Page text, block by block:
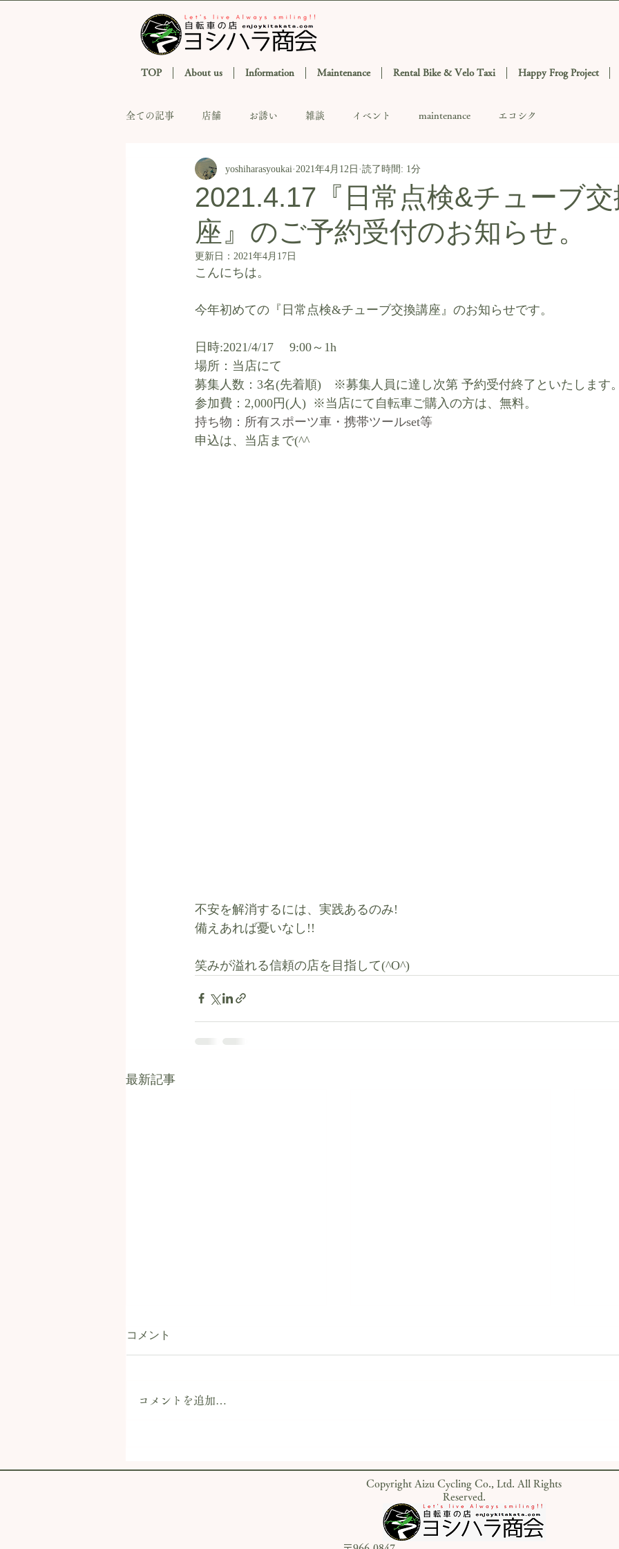
TOP About us Information Maintenance Rental Bike & Velo Taxi Happy Frog Project
全ての記事 店舗 お誘い 雑談 イベント maintenance エコシク
2021.4.17『日常点検&チューブ
座』のご予約受付のお知らせ。
yoshiharasyoukai 2021年4月12日 読了時間: 1分
更新日： 2021年4月17日
こんにちは。
今年初めての『日常点検&チューブ交換講座』のお知らせです。
日時:2021/4/17　 9:00～1h
場所：当店にて
募集人数：3名(先着順)　※募集人員に達し次第 予約受付終了といたします
参加費：2,000円(人)  ※当店にて自転車ご購入の方は、無料。
持ち物：所有スポーツ車・携帯ツールset等
申込は、当店まで(^^ゞ
不安を解消するには、実践あるのみ!
備えあれば憂いなし!!
笑みが溢れる信頼の店を目指して(^O^)
最新記事
ブログお休みのお知らせ。
こんにちは。 本日は、こちらの
会津」にてお知らせすることにな
れ会津：自転車の店 ヨシハラ商
クリングの休憩にぜひ
で
コメント
コメントを追加…
Copyright Aizu Cycling Co., Ltd. All Rights
Reserved.